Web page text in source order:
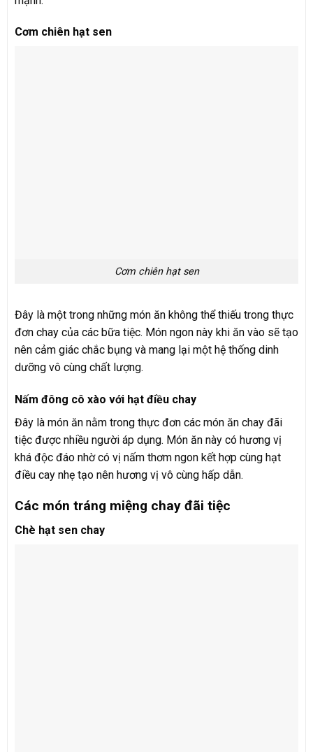
Cơm chiên hạt sen
Cơm chiên hạt sen
Đây là một trong những món ăn không thể thiếu trong thực
đơn chay của các bữa tiệc. Món ngon này khi ăn vào sẽ tạo
nên cảm giác chắc bụng và mang lại một hệ thống dinh
dưỡng vô cùng chất lượng.
Nấm đông cô xào với hạt điều chay
Đây là món ăn nằm trong thực đơn các món ăn chay đãi
tiệc được nhiều người áp dụng. Món ăn này có hương vị
khá độc đáo nhờ có vị nấm thơm ngon kết hợp cùng hạt
điều cay nhẹ tạo nên hương vị vô cùng hấp dẫn.
Các món tráng miệng chay đãi tiệc
Chè hạt sen chay